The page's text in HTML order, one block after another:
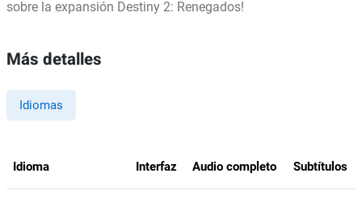
sobre la expansión Destiny 2: Renegados!
Más detalles
Idiomas
Idioma Interfaz Audio completo Subtítulos